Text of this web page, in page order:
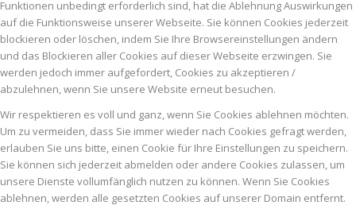
Funktionen unbedingt erforderlich sind, hat die Ablehnung Auswirkungen
auf die Funktionsweise unserer Webseite. Sie können Cookies jederzeit
blockieren oder löschen, indem Sie Ihre Browsereinstellungen ändern
und das Blockieren aller Cookies auf dieser Webseite erzwingen. Sie
werden jedoch immer aufgefordert, Cookies zu akzeptieren /
abzulehnen, wenn Sie unsere Website erneut besuchen.
Wir respektieren es voll und ganz, wenn Sie Cookies ablehnen möchten.
Um zu vermeiden, dass Sie immer wieder nach Cookies gefragt werden,
erlauben Sie uns bitte, einen Cookie für Ihre Einstellungen zu speichern.
Sie können sich jederzeit abmelden oder andere Cookies zulassen, um
unsere Dienste vollumfänglich nutzen zu können. Wenn Sie Cookies
ablehnen, werden alle gesetzten Cookies auf unserer Domain entfernt.